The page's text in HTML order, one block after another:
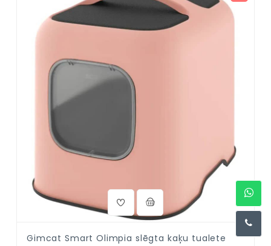
Gimcat Smart Olimpia slēgta kaķu tualete